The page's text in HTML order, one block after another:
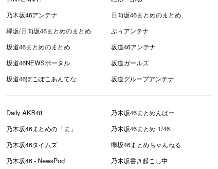
乃木坂46アンテナ
日向坂46まとめのまとめ
欅坂/日向坂46まとめのまとめ
ぷぅアンテナ
坂道46まとめのまとめ
坂道46アンテナ
坂道46NEWSポータル
坂道ガールズ
坂道46ぽこぽこあんてな
坂道グループアンテナ
Daily AKB48
乃木坂46まとめんばー
乃木坂46まとめの「ま」
乃木坂46まとめ 1/46
乃木坂46タイムズ
欅坂46まとめちゃんねる
乃木坂46 - NewsPod
乃木坂書き起こし中